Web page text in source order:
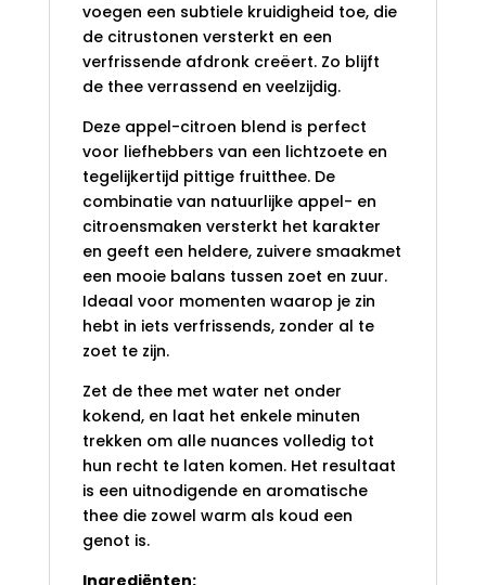
voegen een subtiele kruidigheid toe, die
de citrustonen versterkt en een
verfrissende afdronk creëert. Zo blijft
de thee verrassend en veelzijdig.
Deze appel-citroen blend is perfect
voor liefhebbers van een lichtzoete en
tegelijkertijd pittige fruitthee. De
combinatie van natuurlijke appel- en
citroensmaken versterkt het karakter
en geeft een heldere, zuivere smaakmet
een mooie balans tussen zoet en zuur.
Ideaal voor momenten waarop je zin
hebt in iets verfrissends, zonder al te
zoet te zijn.
Zet de thee met water net onder
kokend, en laat het enkele minuten
trekken om alle nuances volledig tot
hun recht te laten komen. Het resultaat
is een uitnodigende en aromatische
thee die zowel warm als koud een
genot is.